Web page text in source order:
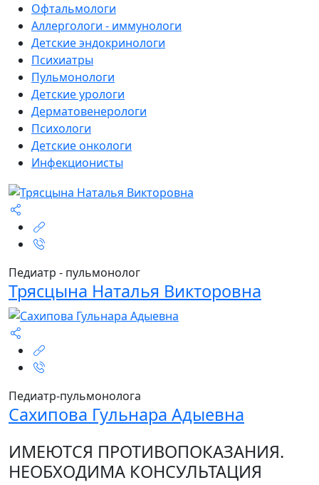
Офтальмологи
Аллергологи - иммунологи
Детские эндокринологи
Психиатры
Пульмонологи
Детские урологи
Дерматовенерологи
Психологи
Детские онкологи
Инфекционисты
Педиатр - пульмонолог
Трясцына Наталья Викторовна
Педиатр-пульмонолога
Сахипова Гульнара Адыевна
ИМЕЮТСЯ ПРОТИВОПОКАЗАНИЯ.
НЕОБХОДИМА КОНСУЛЬТАЦИЯ